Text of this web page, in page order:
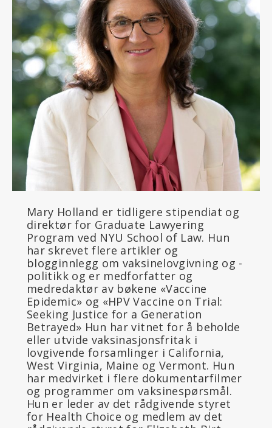
Mary Holland er tidligere stipendiat og
direktør for Graduate Lawyering
Program ved NYU School of Law. Hun
har skrevet flere artikler og
blogginnlegg om vaksinelovgivning og -
politikk og er medforfatter og
medredaktør av bøkene «Vaccine
Epidemic» og «HPV Vaccine on Trial:
Seeking Justice for a Generation
Betrayed» Hun har vitnet for å beholde
eller utvide vaksinasjonsfritak i
lovgivende forsamlinger i California,
West Virginia, Maine og Vermont. Hun
har medvirket i flere dokumentarfilmer
og programmer om vaksinespørsmål.
Hun er leder av det rådgivende styret
for Health Choice og medlem av det